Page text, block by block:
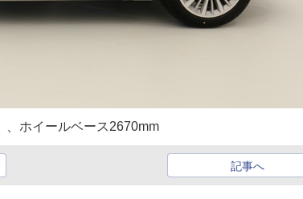
、ホイールベース2670mm
記事へ